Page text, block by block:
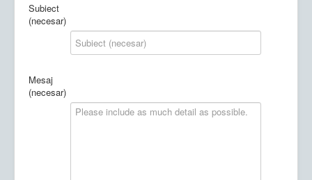
Subiect
(necesar)
Mesaj
(necesar)